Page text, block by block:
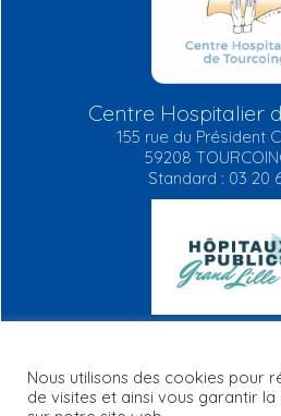
Centre Hospitalier
155 rue du Président
59208
Standard : 03 20
Mentions légales Plan du site
Nous utilisons des cookies pour
de visites et ainsi vous garantir